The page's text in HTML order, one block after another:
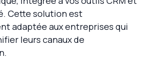
Cette solution est
adaptée aux entreprises qui
leurs canaux de